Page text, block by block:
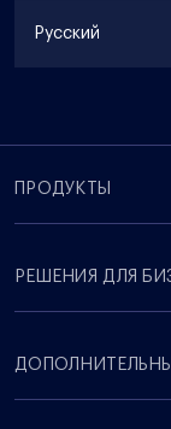
Русский
ПРОДУКТЫ
РЕШЕНИЯ ДЛЯ